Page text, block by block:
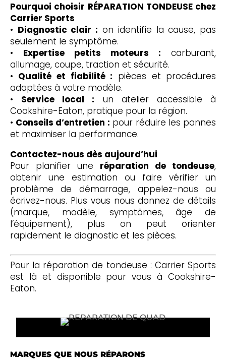
Pourquoi choisir RÉPARATION TONDEUSE chez
Carrier Sports
• Diagnostic clair : on identifie la cause, pas
seulement le symptôme.
• Expertise petits moteurs : carburant,
allumage, coupe, traction et sécurité.
• Qualité et fiabilité : pièces et procédures
adaptées à votre modèle.
• Service local : un atelier accessible à
Cookshire-Eaton, pratique pour la région.
• Conseils d’entretien : pour réduire les pannes
et maximiser la performance.
Contactez-nous dès aujourd’hui
Pour planifier une réparation de tondeuse,
obtenir une estimation ou faire vérifier un
problème de démarrage, appelez-nous ou
écrivez-nous. Plus vous nous donnez de détails
(marque, modèle, symptômes, âge de
l’équipement), plus on peut orienter
rapidement le diagnostic et les pièces.
Pour la réparation de tondeuse : Carrier Sports
est là et disponible pour vous à Cookshire-
Eaton.
MARQUES QUE NOUS RÉPARONS